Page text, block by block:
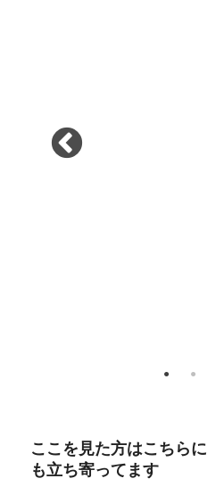
ここを見た方はこちらに
も立ち寄ってます